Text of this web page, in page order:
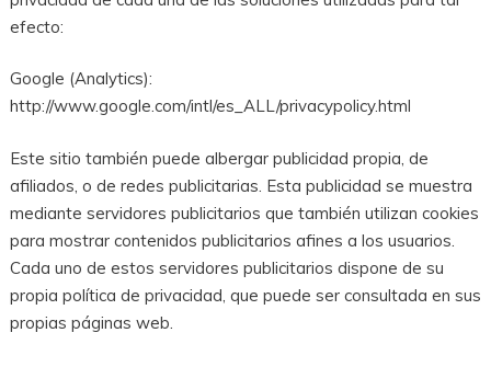
efecto:
Google (Analytics):
http://www.google.com/intl/es_ALL/privacypolicy.html
Este sitio también puede albergar publicidad propia, de
afiliados, o de redes publicitarias. Esta publicidad se muestra
mediante servidores publicitarios que también utilizan cookies
para mostrar contenidos publicitarios afines a los usuarios.
Cada uno de estos servidores publicitarios dispone de su
propia política de privacidad, que puede ser consultada en sus
propias páginas web.